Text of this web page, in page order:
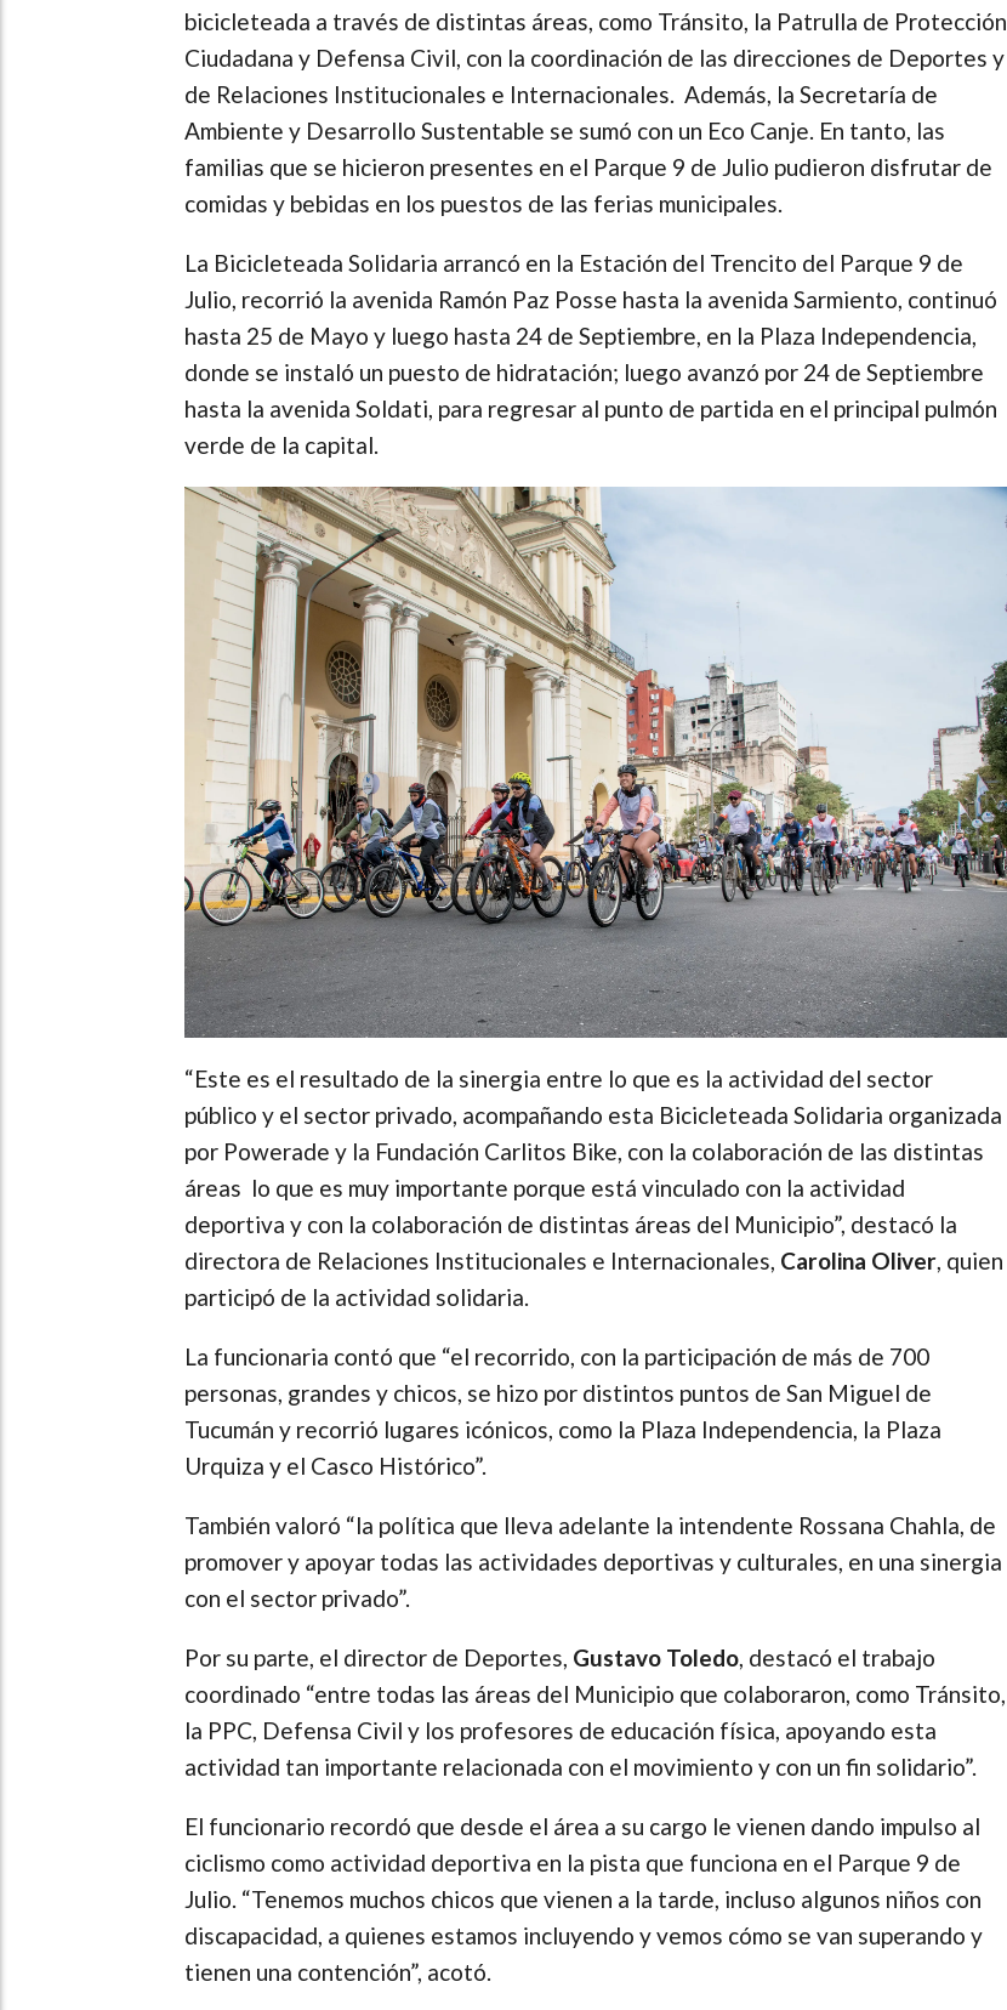
bicicleteada a través de distintas áreas, como Tránsito, la Patrulla de Protección
Ciudadana y Defensa Civil, con la coordinación de las direcciones de Deportes y
de Relaciones Institucionales e Internacionales. Además, la Secretaría de
Ambiente y Desarrollo Sustentable se sumó con un Eco Canje. En tanto, las
familias que se hicieron presentes en el Parque 9 de Julio pudieron disfrutar de
comidas y bebidas en los puestos de las ferias municipales.
La Bicicleteada Solidaria arrancó en la Estación del Trencito del Parque 9 de
Julio, recorrió la avenida Ramón Paz Posse hasta la avenida Sarmiento, continuó
hasta 25 de Mayo y luego hasta 24 de Septiembre, en la Plaza Independencia,
donde se instaló un puesto de hidratación; luego avanzó por 24 de Septiembre
hasta la avenida Soldati, para regresar al punto de partida en el principal pulmón
verde de la capital.
“Este es el resultado de la sinergia entre lo que es la actividad del sector
público y el sector privado, acompañando esta Bicicleteada Solidaria organizada
por Powerade y la Fundación Carlitos Bike, con la colaboración de las distintas
áreas lo que es muy importante porque está vinculado con la actividad
deportiva y con la colaboración de distintas áreas del Municipio”, destacó la
directora de Relaciones Institucionales e Internacionales, Carolina Oliver, quien
participó de la actividad solidaria.
La funcionaria contó que “el recorrido, con la participación de más de 700
personas, grandes y chicos, se hizo por distintos puntos de San Miguel de
Tucumán y recorrió lugares icónicos, como la Plaza Independencia, la Plaza
Urquiza y el Casco Histórico”.
También valoró “la política que lleva adelante la intendente Rossana Chahla, de
promover y apoyar todas las actividades deportivas y culturales, en una sinergia
con el sector privado”.
Por su parte, el director de Deportes, Gustavo Toledo, destacó el trabajo
coordinado “entre todas las áreas del Municipio que colaboraron, como Tránsito,
la PPC, Defensa Civil y los profesores de educación física, apoyando esta
actividad tan importante relacionada con el movimiento y con un fin solidario”.
El funcionario recordó que desde el área a su cargo le vienen dando impulso al
ciclismo como actividad deportiva en la pista que funciona en el Parque 9 de
Julio. “Tenemos muchos chicos que vienen a la tarde, incluso algunos niños con
discapacidad, a quienes estamos incluyendo y vemos cómo se van superando y
tienen una contención”, acotó.